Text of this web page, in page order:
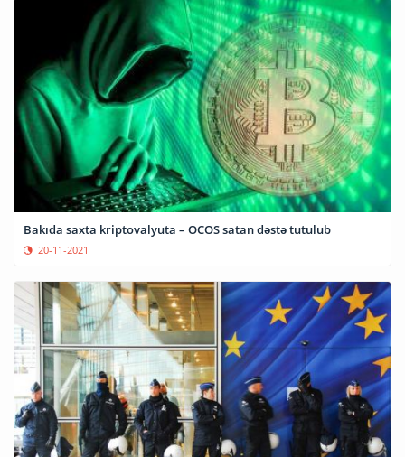
Bakıda saxta kriptovalyuta – OCOS satan dəstə tutulub
20-11-2021